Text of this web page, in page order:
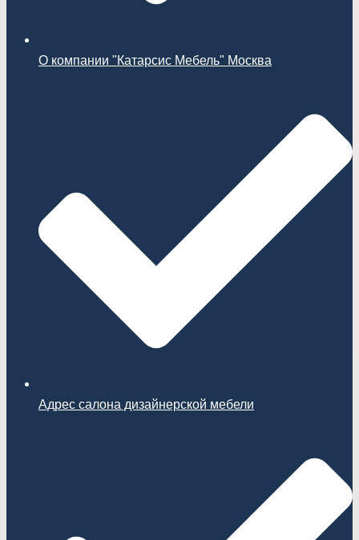
О компании "Катарсис Мебель" Москва
Адрес салона дизайнерской мебели